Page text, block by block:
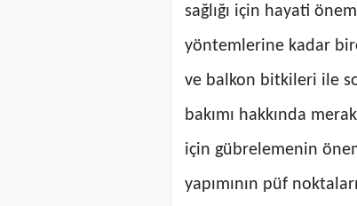
sağlığı için hayati
yöntemlerine kadar
ve balkon bitkileri ile
bakımı hakkında
için gübrelemenin
yapımının püf